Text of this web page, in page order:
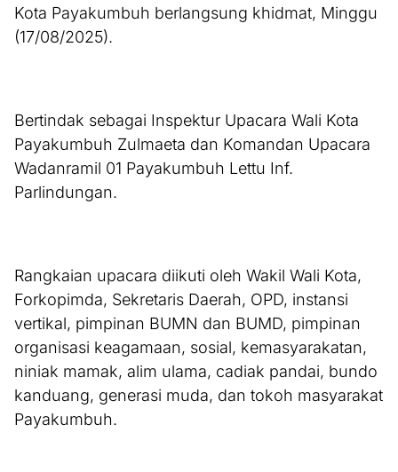
Kota Payakumbuh berlangsung khidmat, Minggu
(17/08/2025).
Bertindak sebagai Inspektur Upacara Wali Kota
Payakumbuh Zulmaeta dan Komandan Upacara
Wadanramil 01 Payakumbuh Lettu Inf.
Parlindungan.
Rangkaian upacara diikuti oleh Wakil Wali Kota,
Forkopimda, Sekretaris Daerah, OPD, instansi
vertikal, pimpinan BUMN dan BUMD, pimpinan
organisasi keagamaan, sosial, kemasyarakatan,
niniak mamak, alim ulama, cadiak pandai, bundo
kanduang, generasi muda, dan tokoh masyarakat
Payakumbuh.